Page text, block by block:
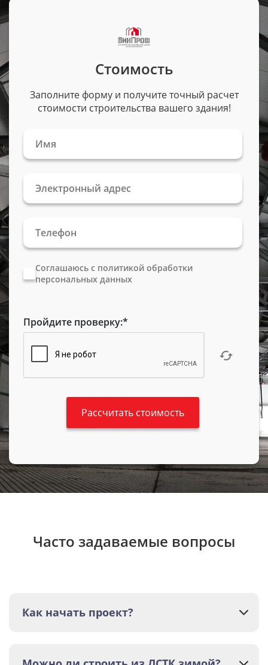
Стоимость
Заполните форму и получите точный расчет
стоимости строительства вашего здания!
Соглашаюсь с политикой обработки
персональных данных
Пройдите проверку:*
Часто задаваемые вопросы
Как начать проект?